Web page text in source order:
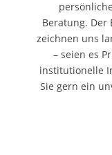
Beratung. Der
zeichnen uns
– seien es
institutionelle
Sie gern ein